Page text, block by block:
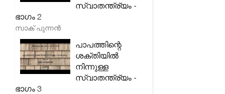
സ്വാതന്ത്ര്യം -
ഭാഗം 2
സാക് പുന്നൻ
പാപത്തിന്റെ
ശക്തിയിൽ
നിന്നുള്ള
സ്വാതന്ത്ര്യം -
ഭാഗം 3